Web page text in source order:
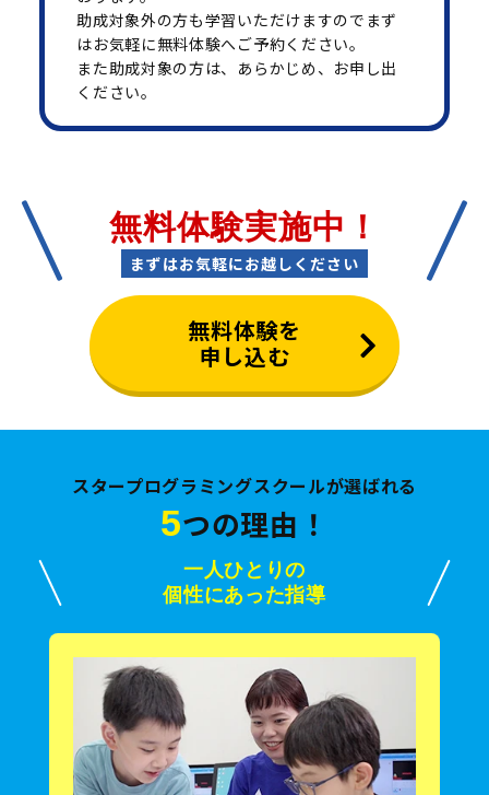
助成対象外の方も学習いただけますのでまず
はお気軽に無料体験へご予約ください。
また助成対象の方は、あらかじめ、お申し出
ください。
無料体験実施中！
まずはお気軽にお越しください
無料体験を
申し込む
スタープログラミングスクールが選ばれる
5つの理由！
一人ひとりの
個性にあった指導